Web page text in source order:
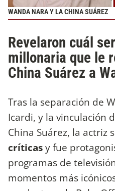
WANDA NARA Y LA CHINA SUÁREZ
Revelaron cuál
millonaria que le
China Suárez a
Tras la separación de
Icardi, y la vinculación
China Suárez, la actriz
críticasy fue
programas de
momentos más